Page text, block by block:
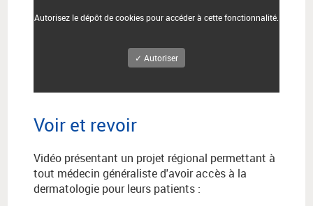
Autorisez le dépôt de cookies pour accéder à cette fonctionnalité.
✓ Autoriser
Voir et revoir
Vidéo présentant un projet régional permettant à
tout médecin généraliste d'avoir accès à la
dermatologie pour leurs patients :